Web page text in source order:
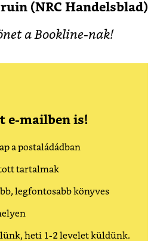
(NRC Handelsblad)
a Bookline-nak!
e-mailben is!
a postaládádban
tartalmak
legfontosabb könyves
heti 1-2 levelet küldünk.